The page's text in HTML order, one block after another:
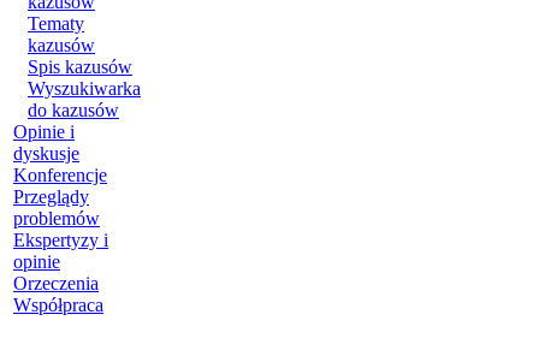
Tematy
kazusów
Spis kazusów
Wyszukiwarka
do kazusów
Opinie i
dyskusje
Konferencje
Przeglądy
problemów
Ekspertyzy i
opinie
Orzeczenia
Współpraca